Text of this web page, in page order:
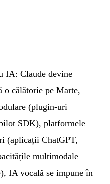
IA: Claude devine
o călătorie pe Marte,
(plugin-uri
SDK), platformele
(aplicații ChatGPT,
multimodale
IA vocală se impune în